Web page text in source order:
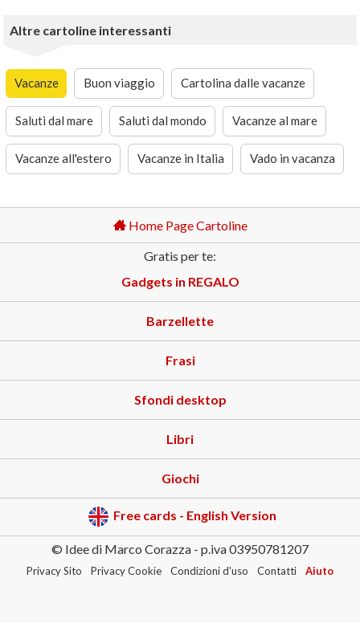
Altre cartoline interessanti
Vacanze Buon viaggio Cartolina dalle vacanze
Saluti dal mare Saluti dal mondo Vacanze al mare
Vacanze all'estero Vacanze in Italia Vado in vacanza
Home Page Cartoline
Gratis per te:
Gadgets in REGALO
Barzellette
Frasi
Sfondi desktop
Libri
Giochi
Free cards - English Version
© Idee di Marco Corazza - p.iva 03950781207
Privacy Sito Privacy Cookie Condizioni d'uso Contatti Aiuto